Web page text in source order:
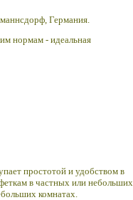
Германия.
нормам - идеальная
простотой и удобством в
в частных или небольших
комнатах.